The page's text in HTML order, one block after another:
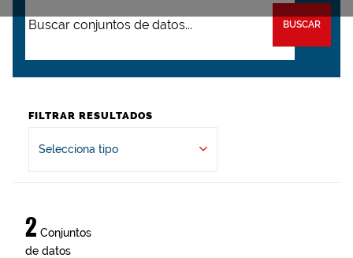
BUSCAR
FILTRAR RESULTADOS
Selecciona tipo
2 Conjuntos
de datos